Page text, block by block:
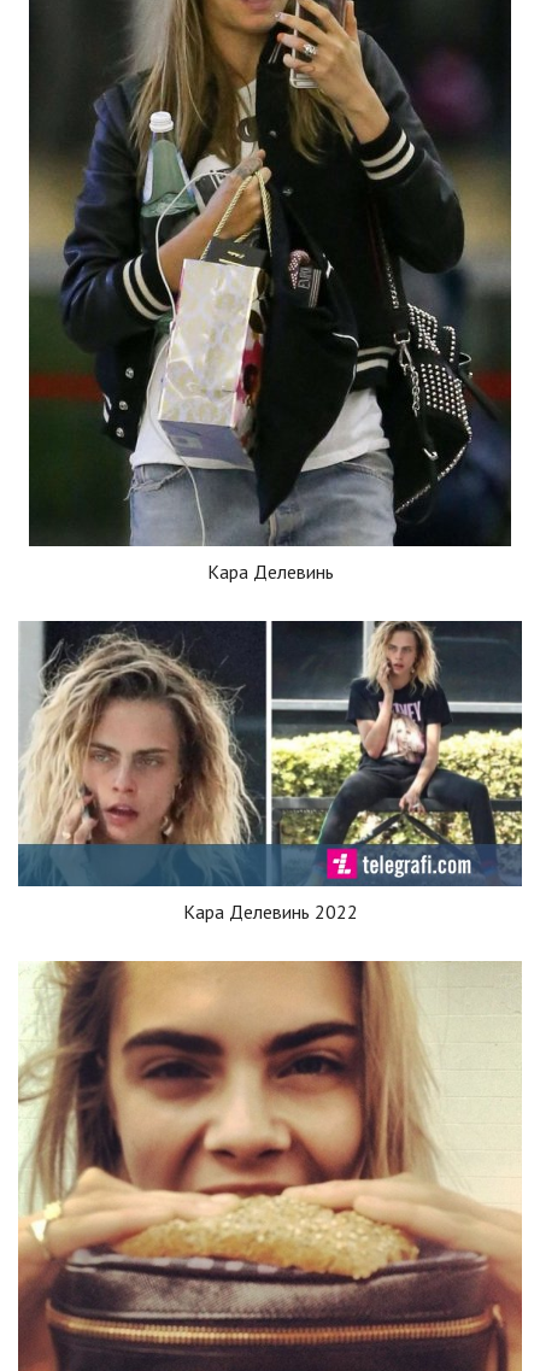
Кара Делевинь
Кара Делевинь 2022